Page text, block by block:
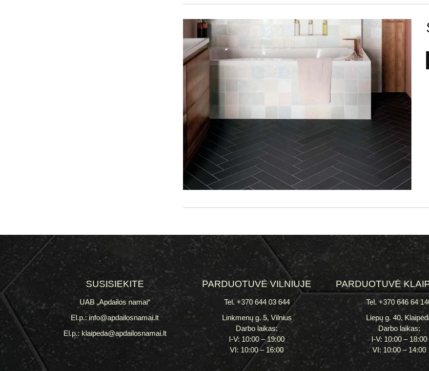
SUSISIEKITE
UAB „Apdailos namai“
El.p.: info@apdailosnamai.lt
El.p.: klaipeda@apdailosnamai.lt
PARDUOTUVĖ VILNIUJE
Tel. +370 644 03 644
Linkmenų g. 5, Vilnius
Darbo laikas:
I-V: 10:00 – 19:00
VI: 10:00 – 16:00
PARDUOTUVĖ
Tel. +370 646 64
Liepų g. 40,
Darbo laikas:
I-V: 10:00 – 18:00
VI: 10:00 – 14:00